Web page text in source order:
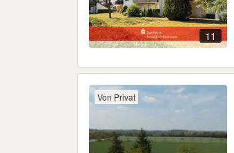
11
Von Privat